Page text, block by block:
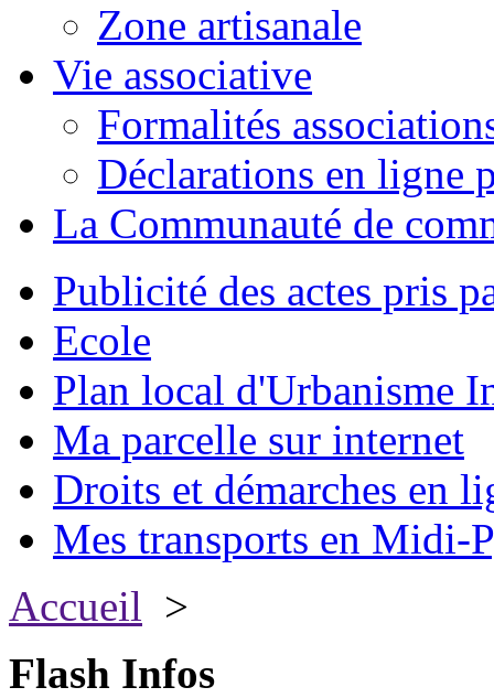
Zone artisanale
Vie associative
Formalités
Déclarations en ligne
La Communauté de
Publicité des actes pris
Ecole
Plan local d'Urbanisme
Ma parcelle sur internet
Droits et démarches en
Mes transports en Midi-
Accueil >
Flash Infos